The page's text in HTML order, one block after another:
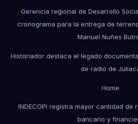
Gerencia regional de Desarrollo
cronograma para la entrega de
Manuel Nuñes
Historiador destaca el legado
de radio de
Home
INDECOPI registra mayor cantidad de
bancario y